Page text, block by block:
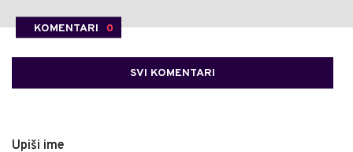
KOMENTARI 0
SVI KOMENTARI
Upiši ime